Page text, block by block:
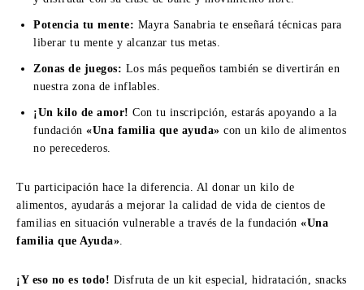
Potencia tu mente: Mayra Sanabria te enseñará técnicas para
liberar tu mente y alcanzar tus metas.
Zonas de juegos: Los más pequeños también se divertirán en
nuestra zona de inflables.
¡Un kilo de amor! Con tu inscripción, estarás apoyando a la
fundación «Una familia que ayuda» con un kilo de alimentos
no perecederos.
Tu participación hace la diferencia. Al donar un kilo de
alimentos, ayudarás a mejorar la calidad de vida de cientos de
familias en situación vulnerable a través de la fundación «Una
familia que Ayuda»
¡Y eso no es todo! Disfruta de un kit especial, hidratación, snacks